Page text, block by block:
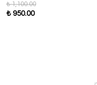
₺ 1,100.00
₺ 950.00